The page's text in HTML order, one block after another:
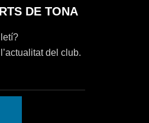
DE TONA
del club.